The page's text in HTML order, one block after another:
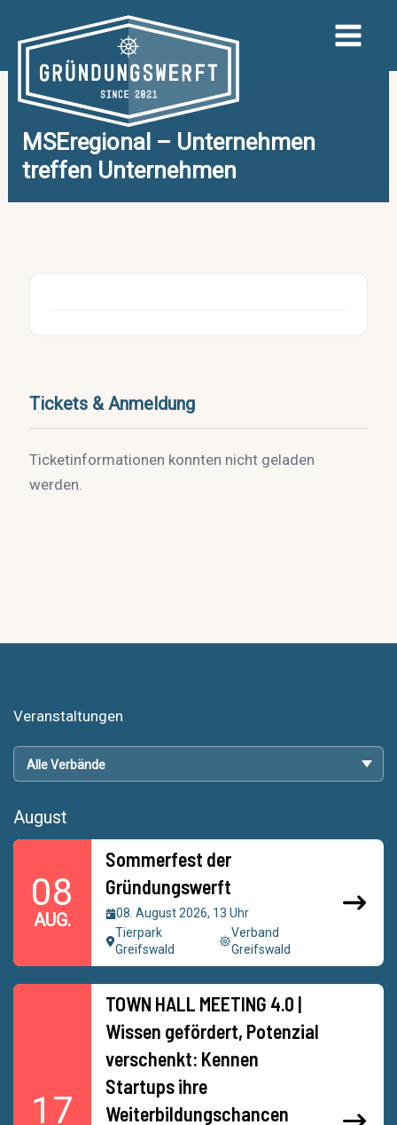
Inhalt
springen
MSEregional – Unternehmen
treffen Unternehmen
Tickets & Anmeldung
Ticketinformationen konnten nicht geladen
werden.
Veranstaltungen
August
08
AUG.
Sommerfest der
Gründungswerft
08. August 2026, 13 Uhr
Tierpark
Greifswald
Verband
Greifswald
17
TOWN HALL MEETING 4.0 |
Wissen gefördert, Potenzial
verschenkt: Kennen
Startups ihre
Weiterbildungschancen